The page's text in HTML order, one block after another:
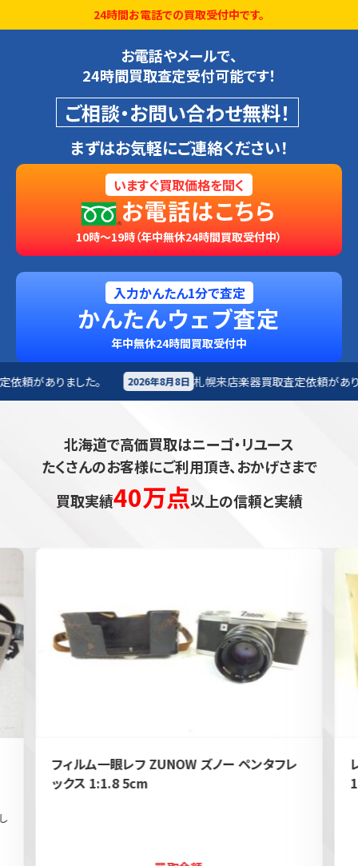
24時間お電話での買取受付中です。
お電話やメールで、
24時間買取査定受付可能です！
ご相談・お問い合わせ無料！
まずはお気軽にご連絡ください！
いますぐ買取価格を聞く
お電話はこちら
10時～19時（年中無休24時間買取受付中）
入力かんたん1分で査定
かんたんウェブ査定
年中無休24時間買取受付中
2026年8月8日 札幌来店楽器買取査定依頼がありました。 2026年8
北海道で高価買取はニーゴ・リユース
たくさんのお客様にご利用頂き、おかげさまで
買取実績40万点以上の信頼と実績
フィルム一眼レフ ZUNOW ズノー ペンタフレ
ックス 1:1.8 5cm